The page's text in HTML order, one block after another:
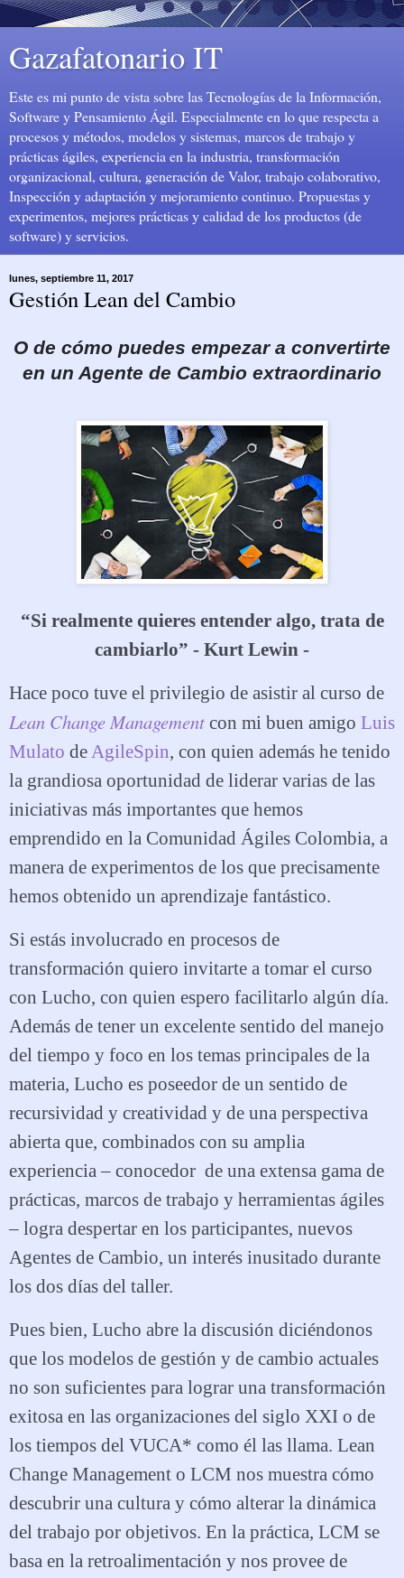
Gazafatonario IT
Este es mi punto de vista sobre las Tecnologías de la Información,
Software y Pensamiento Ágil. Especialmente en lo que respecta a
procesos y métodos, modelos y sistemas, marcos de trabajo y
prácticas ágiles, experiencia en la industria, transformación
organizacional, cultura, generación de Valor, trabajo colaborativo,
Inspección y adaptación y mejoramiento continuo. Propuestas y
experimentos, mejores prácticas y calidad de los productos (de
software) y servicios.
lunes, septiembre 11, 2017
Gestión Lean del Cambio
O de cómo puedes empezar a convertirte
en un Agente de Cambio extraordinario
“Si realmente quieres entender algo, trata de
cambiarlo” - Kurt Lewin -
Hace poco tuve el privilegio de asistir al curso de
Lean Change Management con mi buen amigo Luis
Mulato deAgileSpin, con quien además he tenido
la grandiosa oportunidad de liderar varias de las
iniciativas más importantes que hemos
emprendido en la Comunidad Ágiles Colombia, a
manera de experimentos de los que precisamente
hemos obtenido un aprendizaje fantástico.
Si estás involucrado en procesos de
transformación quiero invitarte a tomar el curso
con Lucho, con quien espero facilitarlo algún día.
Además de tener un excelente sentido del manejo
del tiempo y foco en los temas principales de la
materia, Lucho es poseedor de un sentido de
recursividad y creatividad y de una perspectiva
abierta que, combinados con su amplia
experiencia – conocedor de una extensa gama de
prácticas, marcos de trabajo y herramientas ágiles
– logra despertar en los participantes, nuevos
Agentes de Cambio, un interés inusitado durante
los dos días del taller.
Pues bien, Lucho abre la discusión diciéndonos
que los modelos de gestión y de cambio actuales
no son suficientes para lograr una transformación
exitosa en las organizaciones del siglo XXI o de
los tiempos del VUCA* como él las llama. Lean
Change Management o LCM nos muestra cómo
descubrir una cultura y cómo alterar la dinámica
del trabajo por objetivos. En la práctica, LCM se
basa en la retroalimentación y nos provee de